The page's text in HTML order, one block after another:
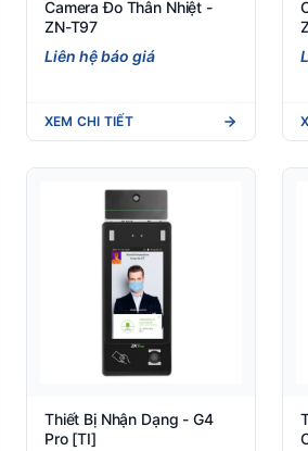
Camera Đo Thân Nhiệt -
ZN-T97
Liên hệ báo giá
XEM CHI TIẾT
Thiết Bị Nhận Dạng - G4
Pro [TI]